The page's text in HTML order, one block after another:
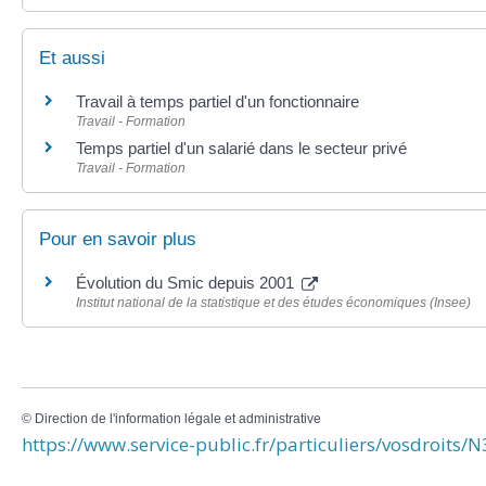
Et aussi
Travail à temps partiel d'un fonctionnaire
Travail - Formation
Temps partiel d'un salarié dans le secteur privé
Travail - Formation
Pour en savoir plus
Évolution du Smic depuis 2001
Institut national de la statistique et des études économiques (Insee)
© Direction de l'information légale et administrative
https://www.service-public.fr/particuliers/vosdroits/